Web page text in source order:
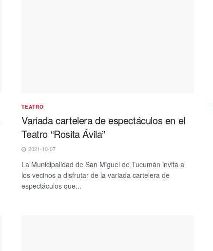
TEATRO
Variada cartelera de espectáculos en el
Teatro “Rosita Ávila”
2021-10-07
La Municipalidad de San Miguel de Tucumán invita a
los vecinos a disfrutar de la variada cartelera de
espectáculos que...